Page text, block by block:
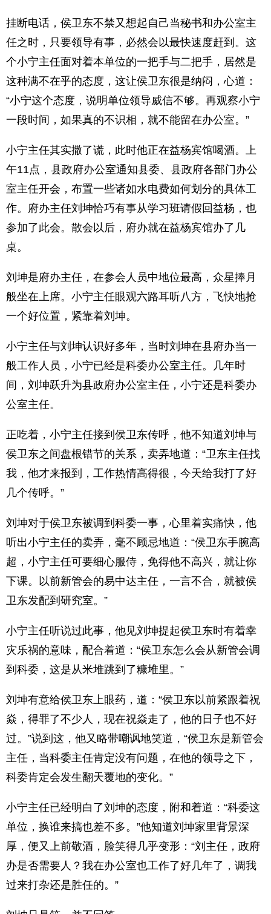
挂断电话，侯卫东不禁又想起自己当秘书和办公室主
任之时，只要领导有事，必然会以最快速度赶到。这
个小宁主任面对着本单位的一把手与二把手，居然是
这种满不在乎的态度，这让侯卫东很是纳闷，心道：
“小宁这个态度，说明单位领导威信不够。再观察小宁
一段时间，如果真的不识相，就不能留在办公室。”
小宁主任其实撒了谎，此时他正在益杨宾馆喝酒。上
午11点，县政府办公室通知县委、县政府各部门办公
室主任开会，布置一些诸如水电费如何划分的具体工
作。府办主任刘坤恰巧有事从学习班请假回益杨，也
参加了此会。散会以后，府办就在益杨宾馆办了几
桌。
刘坤是府办主任，在参会人员中地位最高，众星捧月
般坐在上席。小宁主任眼观六路耳听八方，飞快地抢
一个好位置，紧靠着刘坤。
小宁主任与刘坤认识好多年，当时刘坤在县府办当一
般工作人员，小宁已经是科委办公室主任。几年时
间，刘坤跃升为县政府办公室主任，小宁还是科委办
公室主任。
正吃着，小宁主任接到侯卫东传呼，他不知道刘坤与
侯卫东之间盘根错节的关系，卖弄地道：“卫东主任找
我，他才来报到，工作热情高得很，今天给我打了好
几个传呼。”
刘坤对于侯卫东被调到科委一事，心里着实痛快，他
听出小宁主任的卖弄，毫不顾忌地道：“侯卫东手腕高
超，小宁主任可要细心服侍，免得他不高兴，就让你
下课。以前新管会的易中达主任，一言不合，就被侯
卫东发配到研究室。”
小宁主任听说过此事，他见刘坤提起侯卫东时有着幸
灾乐祸的意味，配合着道：“侯卫东怎么会从新管会调
到科委，这是从米堆跳到了糠堆里。”
刘坤有意给侯卫东上眼药，道：“侯卫东以前紧跟着祝
焱，得罪了不少人，现在祝焱走了，他的日子也不好
过。”说到这，他又略带嘲讽地笑道，“侯卫东是新管会
主任，当科委主任肯定没有问题，在他的领导之下，
科委肯定会发生翻天覆地的变化。”
小宁主任已经明白了刘坤的态度，附和着道：“科委这
单位，换谁来搞也差不多。”他知道刘坤家里背景深
厚，便又上前敬酒，脸笑得几乎变形：“刘主任，政府
办是否需要人？我在办公室也工作了好几年了，调我
过来打杂还是胜任的。”